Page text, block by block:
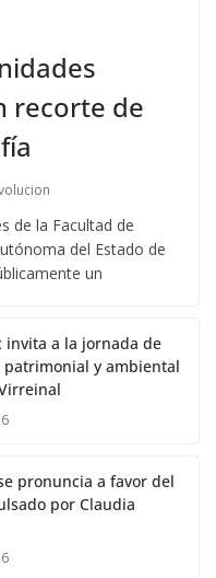
recorte de
de la Facultad de
del Estado de
un
invita a la jornada de
patrimonial y ambiental
pronuncia a favor del
por Claudia